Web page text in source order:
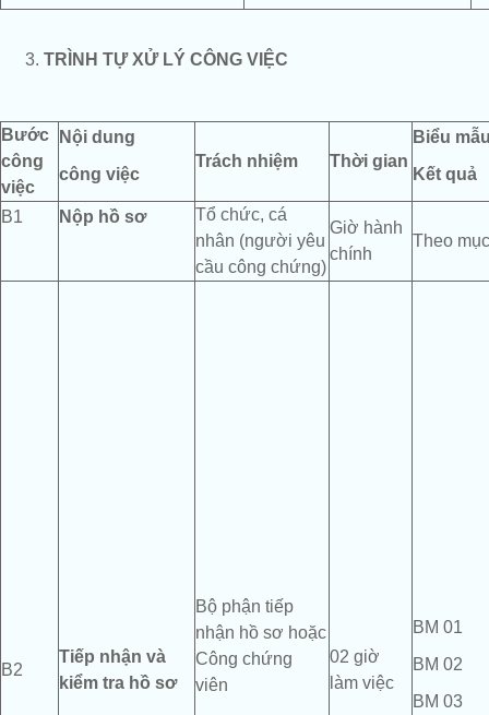
TRÌNH TỰ XỬ LÝ CÔNG VIỆC
Bước
công
việc
Nội dung
công việc
Trách nhiệm Thời gian
Biểu
Kết quả
B1 Nộp hồ sơ
Tổ chức, cá
nhân (người yêu
cầu công chứng)
Giờ hành
chính
Theo
B2
Tiếp nhận và
kiểm tra hồ sơ
Bộ phận tiếp
nhận hồ sơ hoặc
Công chứng
viên
02 giờ
làm việc
BM 01
BM 02
BM 03